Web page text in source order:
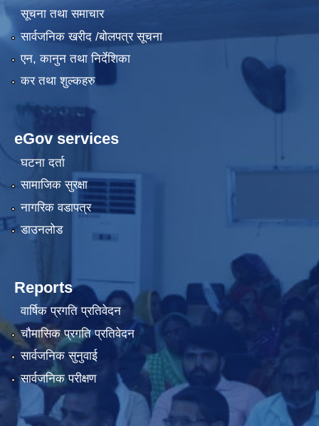
सूचना तथा समाचार
सार्वजनिक खरीद /बोलपत्र सूचना
एन, कानुन तथा निर्देशिका
कर तथा शुल्कहरु
eGov services
घटना दर्ता
सामाजिक सुरक्षा
नागरिक वडापत्र
डाउनलोड
Reports
वार्षिक प्रगति प्रतिवेदन
चौमासिक प्रगति प्रतिवेदन
सार्वजनिक सुनुवाई
सार्वजनिक परीक्षण